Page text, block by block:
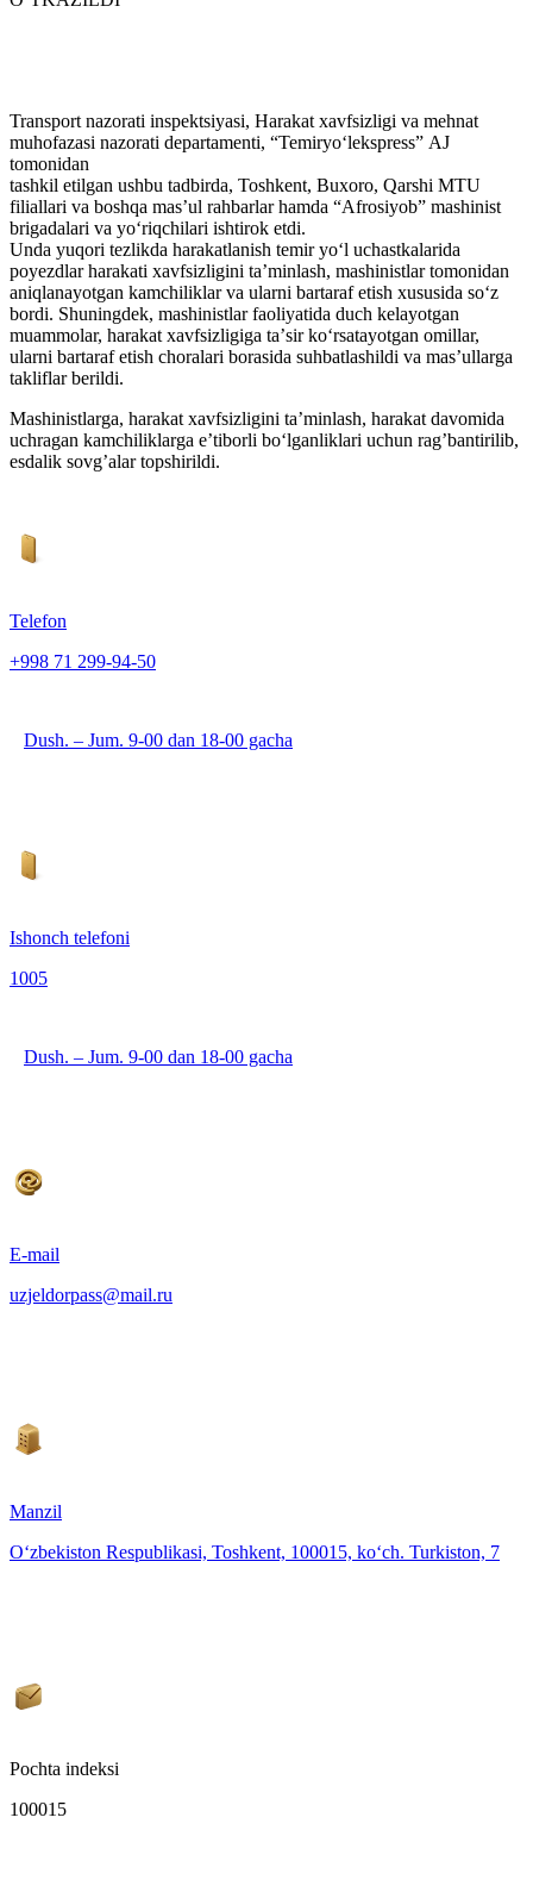
Transport nazorati inspektsiyasi, Harakat xavfsizligi va mehnat
muhofazasi nazorati departamenti, “Temiryo‘lekspress” АJ
tomonidan
tashkil etilgan ushbu tadbirda, Toshkent, Buxoro, Qarshi MTU
filiallari va boshqa masʼul rahbarlar hamda “Аfrosiyob” mashinist
brigadalari va yo‘riqchilari ishtirok etdi.
Unda yuqori tezlikda harakatlanish temir yo‘l uchastkalarida
poyezdlar harakati xavfsizligini taʼminlash, mashinistlar tomonidan
aniqlanayotgan kamchiliklar va ularni bartaraf etish xususida so‘z
bordi. Shuningdek, mashinistlar faoliyatida duch kelayotgan
muammolar, harakat xavfsizligiga taʼsir ko‘rsatayotgan omillar,
ularni bartaraf etish choralari borasida suhbatlashildi va masʼullarga
takliflar berildi.
Mashinistlarga, harakat xavfsizligini taʼminlash, harakat davomida
uchragan kamchiliklarga eʼtiborli bo‘lganliklari uchun ragʼbantirilib,
esdalik sovgʼalar topshirildi.
Telefon
+998 71 299-94-50
Dush. – Jum. 9-00 dan 18-00 gacha
Ishonch telefoni
1005
Dush. – Jum. 9-00 dan 18-00 gacha
E-mail
uzjeldorpass@mail.ru
Manzil
O‘zbekiston Respublikasi, Toshkent, 100015, ko‘ch. Turkiston, 7
Pochta indeksi
100015